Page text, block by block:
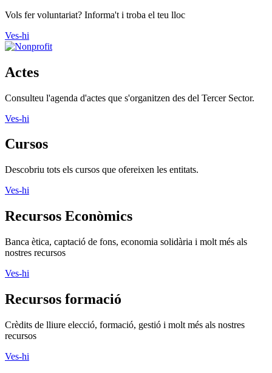
Vols fer voluntariat? Informa't i troba el teu lloc
Ves-hi
Actes
Consulteu l'agenda d'actes que s'organitzen des del Tercer Sector.
Ves-hi
Cursos
Descobriu tots els cursos que ofereixen les entitats.
Ves-hi
Recursos Econòmics
Banca ètica, captació de fons, economia solidària i molt més als
nostres recursos
Ves-hi
Recursos formació
Crèdits de lliure elecció, formació, gestió i molt més als nostres
recursos
Ves-hi